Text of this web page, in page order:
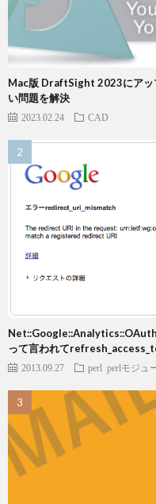
Mac版 DraftSight 2023にアッ
い問題を解決
2023.02.24 CAD
って言われて
2013.09.27 perl perlモジュ